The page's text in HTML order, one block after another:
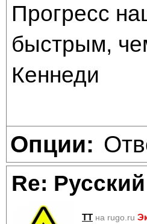
Прогресс
быстрым,
Кеннеди
Опции:
Re:
TT на rugo.ru